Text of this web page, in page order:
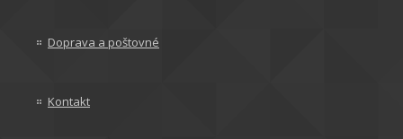
Doprava a poštovné
Kontakt